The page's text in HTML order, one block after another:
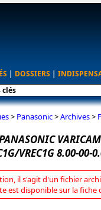
| DOSSIERS |
> Panasonic>Archives>
VREC1G 8.00-00-
il s'agit d'un fichier
est disponible sur la fiche